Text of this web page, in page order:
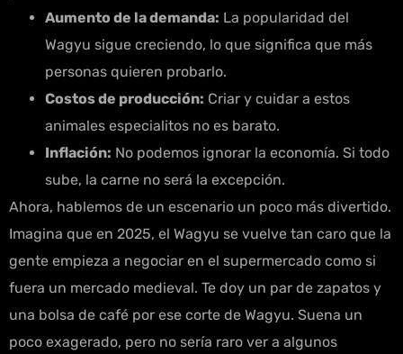
Aumento de la demanda: La popularidad del
Wagyu sigue creciendo, lo que significa que más
personas quieren probarlo.
Costos de producción: Criar y cuidar a estos
animales especialitos no es barato.
Inflación: No podemos ignorar la economía. Si todo
sube, la carne no será la excepción.
Ahora, hablemos de un escenario un poco más divertido.
Imagina que en 2025, el Wagyu se vuelve tan caro que la
gente empieza a negociar en el supermercado como si
fuera un mercado medieval. Te doy un par de zapatos y
una bolsa de café por ese corte de Wagyu. Suena un
poco exagerado, pero no sería raro ver a algunos